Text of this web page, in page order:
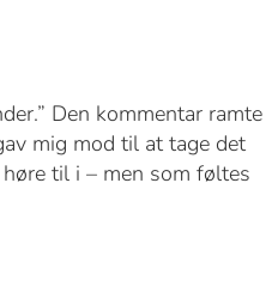
Den kommentar ramte
mig mod til at tage det
til i – men som føltes